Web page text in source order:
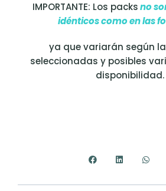
IMPORTANTE: Los packsno
idénticos como en las
ya que variarán según
seleccionadas y posibles
disponibilidad.